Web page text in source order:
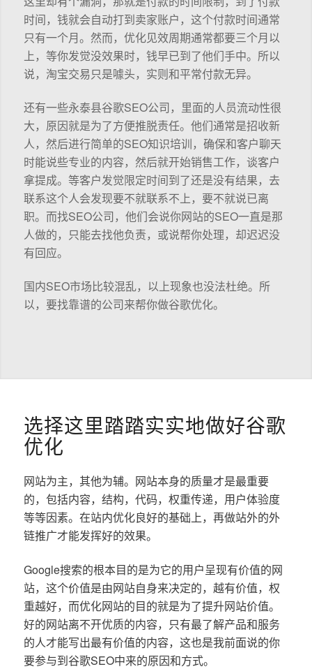
时间，钱就会自动打到卖家账户，这个付款时间通常
只有一个月。然而，优化见效周期通常都要三个月以
上，等你发觉没效果时，钱早已到了他们手中。所以
说，淘宝交易只是噱头，实则和平常付款无异。
还有一些永泰县谷歌SEO公司，里面的人员流动性很
大，原因就是为了方便推脱责任。他们通常是招收新
人，然后进行简单的SEO知识培训，确保和客户聊天
时能说些专业的内容，然后就开始销售工作，谈客户
拿提成。等客户发觉限定时间到了还是没有结果，去
联系这个人会发现要不就联系不上，要不就说已离
职。而找SEO公司，他们会说你网站的SEO一直是那
人做的，只能去找他负责，或说帮你处理，却迟迟没
有回应。
国内SEO市场比较混乱，以上现象也没法杜绝。所
以，要找靠谱的公司来帮你做谷歌优化。
选择这里踏踏实实地做好谷歌
优化
网站为主，其他为辅。网站本身的质量才是最重要
的，包括内容，结构，代码，权重传递，用户体验度
等等因素。在站内优化良好的基础上，再做站外的外
链推广才能发挥好的效果。
Google搜索的根本目的是为它的用户呈现有价值的网
站，这个价值是由网站自身来决定的，越有价值，权
重越好，而优化网站的目的就是为了提升网站价值。
好的网站离不开优质的内容，只有最了解产品和服务
的人才能写出最有价值的内容，这也是我前面说的你
要参与到谷歌SEO中来的原因和方式。